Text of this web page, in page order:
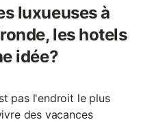
luxueuses à
les hotels
idée?
pas l'endroit le plus
des vacances